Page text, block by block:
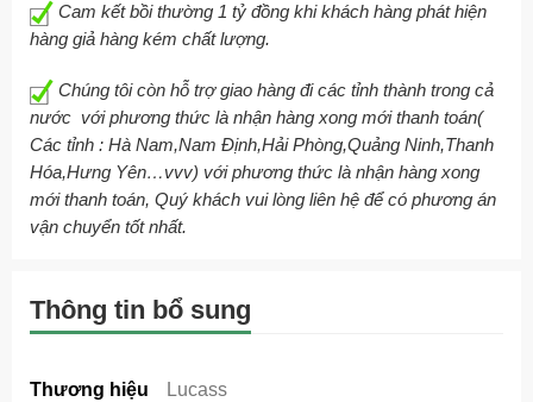
Cam kết bồi thường 1 tỷ đồng khi khách hàng phát hiện
hàng giả hàng kém chất lượng.
Chúng tôi còn hỗ trợ giao hàng đi các tỉnh thành trong cả
nước với phương thức là nhận hàng xong mới thanh toán(
Các tỉnh : Hà Nam,Nam Định,Hải Phòng,Quảng Ninh,Thanh
Hóa,Hưng Yên…vvv) với phương thức là nhận hàng xong
mới thanh toán, Quý khách vui lòng liên hệ để có phương án
vận chuyển tốt nhất.
Thông tin bổ sung
Thương hiệu Lucass